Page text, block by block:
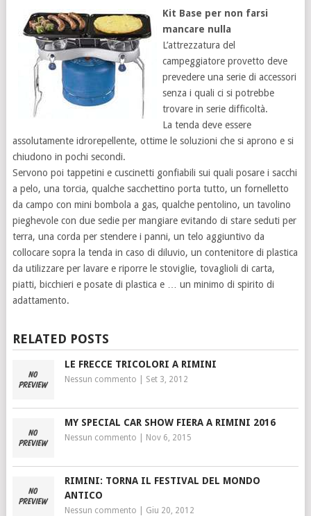
Kit Base per non farsi
mancare nulla
L’attrezzatura del
campeggiatore provetto deve
prevedere una serie di accessori
senza i quali ci si potrebbe
trovare in serie difficoltà.
La tenda deve essere
assolutamente idrorepellente, ottime le soluzioni che si aprono e si
chiudono in pochi secondi.
Servono poi tappetini e cuscinetti gonfiabili sui quali posare i sacchi
a pelo, una torcia, qualche sacchettino porta tutto, un fornelletto
da campo con mini bombola a gas, qualche pentolino, un tavolino
pieghevole con due sedie per mangiare evitando di stare seduti per
terra, una corda per stendere i panni, un telo aggiuntivo da
collocare sopra la tenda in caso di diluvio, un contenitore di plastica
da utilizzare per lavare e riporre le stoviglie, tovaglioli di carta,
piatti, bicchieri e posate di plastica e … un minimo di spirito di
adattamento.
RELATED POSTS
LE FRECCE TRICOLORI A RIMINI
Nessun commento Set 3, 2012
MY SPECIAL CAR SHOW FIERA A RIMINI 2016
Nessun commento Nov 6, 2015
RIMINI: TORNA IL FESTIVAL DEL MONDO
ANTICO
Nessun commento Giu 20, 2012